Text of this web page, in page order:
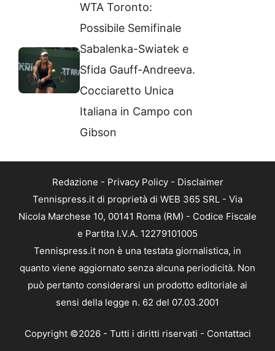
WTA Toronto:
Possibile Semifinale
Sabalenka-Swiatek e
Sfida Gauff-Andreeva.
Cocciaretto Unica
Italiana in Campo con
Gibson
Redazione - Privacy Policy- Disclaimer
Tennispress.it di proprietà di WEB 365 SRL - Via
Nicola Marchese 10, 00141 Roma (RM) - Codice Fiscale
e Partita I.V.A. 12279101005
Tennispress.it non è una testata giornalistica, in
quanto viene aggiornato senza alcuna periodicità. Non
può pertanto considerarsi un prodotto editoriale ai
sensi della legge n. 62 del 07.03.2001
Copyright ©2026 - Tutti i diritti riservati - Contattaci